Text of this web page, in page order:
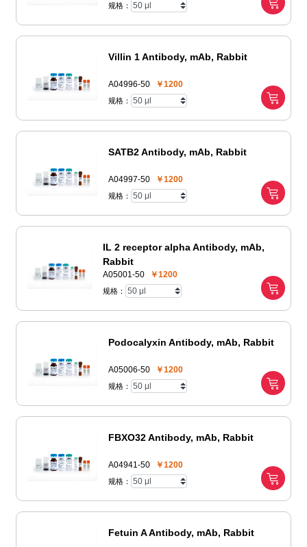
规格：
Villin 1 Antibody, mAb, Rabbit
A04996-50 ￥1200
规格：
SATB2 Antibody, mAb, Rabbit
A04997-50 ￥1200
规格：
IL 2 receptor alpha Antibody, mAb,
Rabbit
A05001-50 ￥1200
规格：
Podocalyxin Antibody, mAb, Rabbit
A05006-50 ￥1200
规格：
FBXO32 Antibody, mAb, Rabbit
A04941-50 ￥1200
规格：
Fetuin A Antibody, mAb, Rabbit